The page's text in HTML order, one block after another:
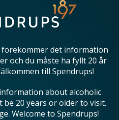
förekommer det information
och du måste ha fyllt 20 år
till Spendrups!
about alcoholic
be 20 years or older to visit.
Welcome to Spendrups!